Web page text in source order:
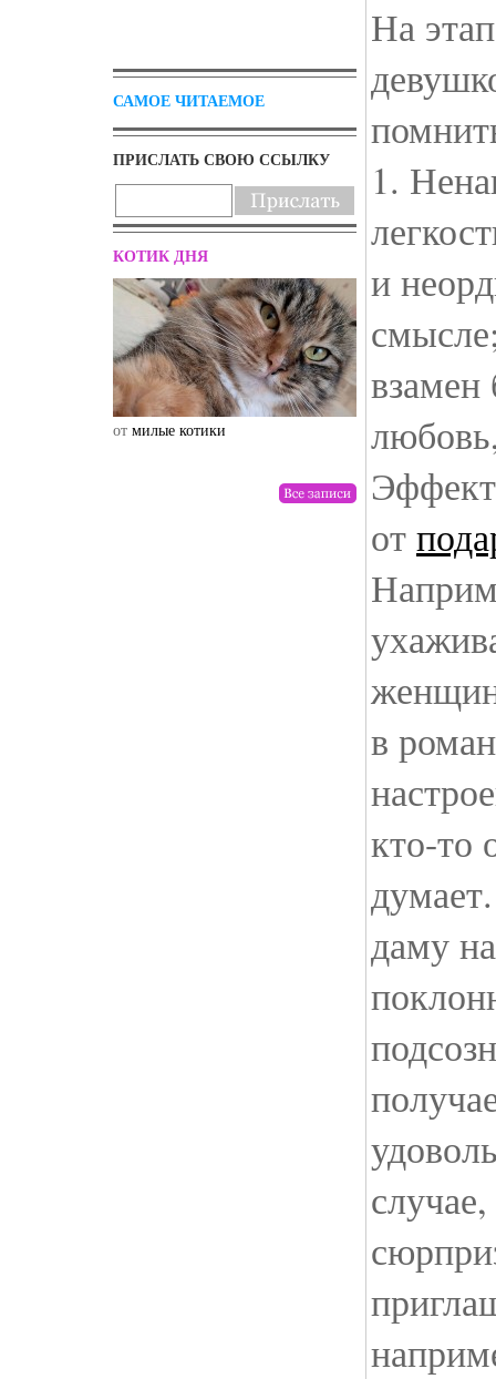
САМОЕ ЧИТАЕМОЕ
ПРИСЛАТЬ СВОЮ ССЫЛКУ
КОТИК ДНЯ
от милые котики от drunktwi
На
1.
и
взамен
от
в
кто-то
даму